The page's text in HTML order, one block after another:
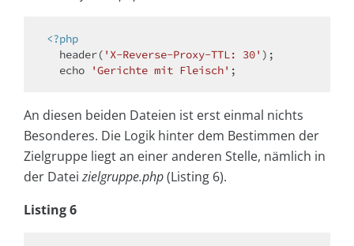
<?php
  header(
'X-Reverse-Proxy-TTL: 30' );
echo
'Gerichte mit Fleisch'
An diesen beiden Dateien ist erst einmal nichts
Besonderes. Die Logik hinter dem Bestimmen der
Zielgruppe liegt an einer anderen Stelle, nämlich in
der Dateizielgruppe.php(Listing 6).
Listing 6